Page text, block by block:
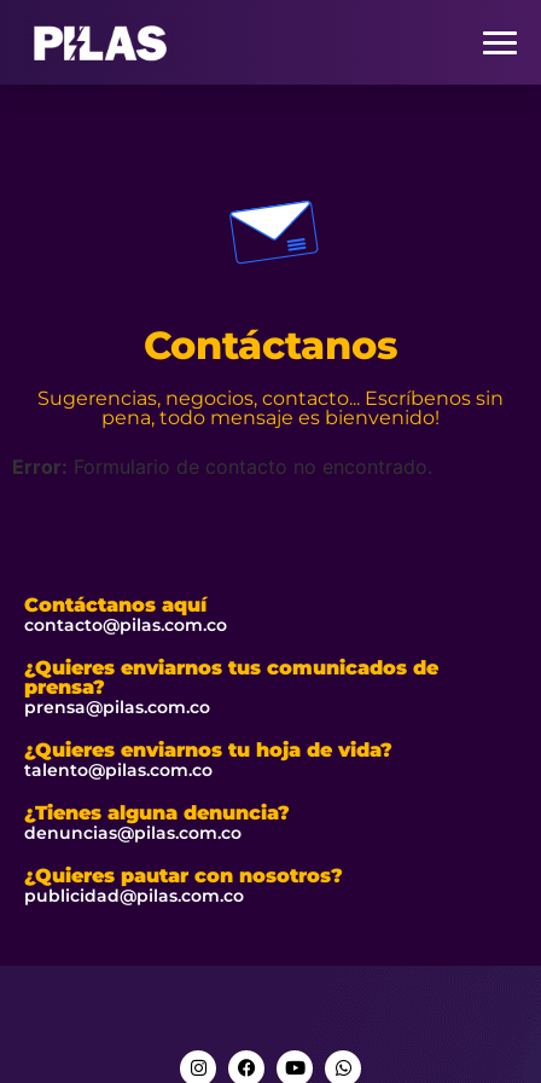
NOTICIAS
CONTACTO
Contáctanos
Sugerencias, negocios, contacto... Escríbenos sin
pena, todo mensaje es bienvenido!
Error: Formulario de contacto no encontrado.
Contáctanos aquí
contacto@pilas.com.co
¿Quieres enviarnos tus comunicados de
prensa?
prensa@pilas.com.co
¿Quieres enviarnos tu hoja de vida?
talento@pilas.com.co
¿Tienes alguna denuncia?
denuncias@pilas.com.co
¿Quieres pautar con nosotros?
publicidad@pilas.com.co